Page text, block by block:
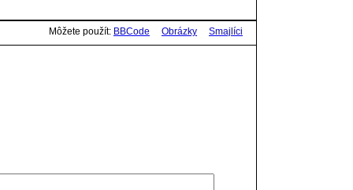
Môžete použít: BBCode Obrázky Smajlíci